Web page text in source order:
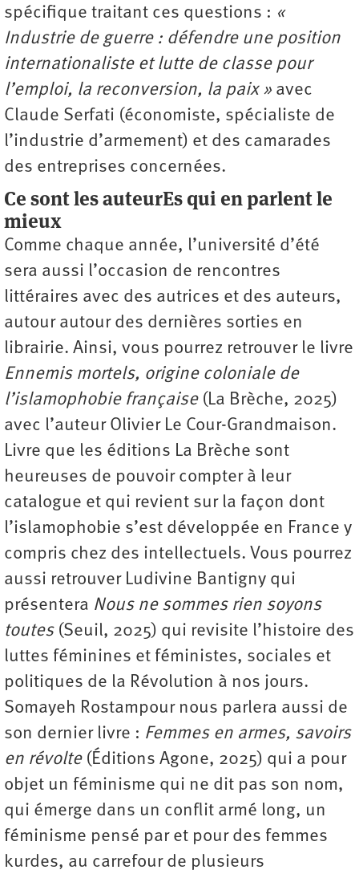
spécifique traitant ces questions : «
Industrie de guerre : défendre une position
internationaliste et lutte de classe pour
l’emploi, la reconversion, la paix » avec
Claude Serfati (économiste, spécialiste de
l’industrie d’armement) et des camarades
des entreprises concernées.
Ce sont les auteurEs qui en parlent le
mieux
Comme chaque année, l’université d’été
sera aussi l’occasion de rencontres
littéraires avec des autrices et des auteurs,
autour autour des dernières sorties en
librairie. Ainsi, vous pourrez retrouver le livre
Ennemis mortels, origine coloniale de
l’islamophobie française(La Brèche, 2025)
avec l’auteur Olivier Le Cour-Grandmaison.
Livre que les éditions La Brèche sont
heureuses de pouvoir compter à leur
catalogue et qui revient sur la façon dont
l’islamophobie s’est développée en France y
compris chez des intellectuels. Vous pourrez
aussi retrouver Ludivine Bantigny qui
présentera Nous ne sommes rien soyons
toutes(Seuil, 2025) qui revisite l’histoire des
luttes féminines et féministes, sociales et
politiques de la Révolution à nos jours.
Somayeh Rostampour nous parlera aussi de
son dernier livre : Femmes en armes, savoirs
en révolte (Éditions Agone, 2025) qui a pour
objet un féminisme qui ne dit pas son nom,
qui émerge dans un conflit armé long, un
féminisme pensé par et pour des femmes
kurdes, au carrefour de plusieurs